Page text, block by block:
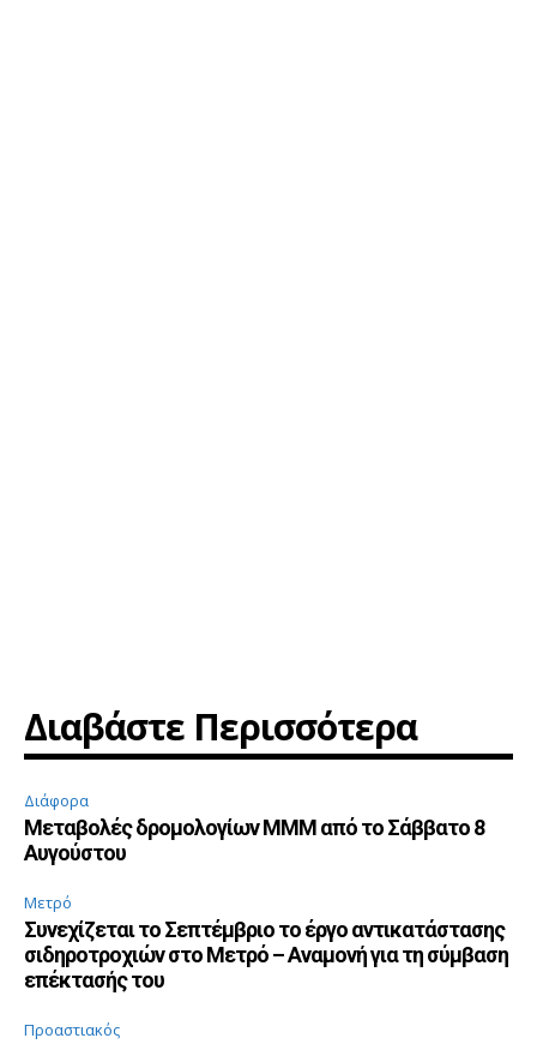
Διαβάστε Περισσότερα
Διάφορα
Μεταβολές δρομολογίων ΜΜΜ από το Σάββατο 8
Αυγούστου
Μετρό
Συνεχίζεται το Σεπτέμβριο το έργο αντικατάστασης
σιδηροτροχιών στο Μετρό – Αναμονή για τη σύμβαση
επέκτασής του
Προαστιακός